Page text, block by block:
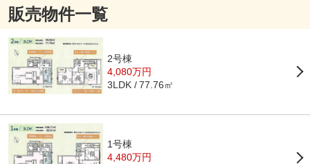
販売物件一覧
2号棟
4,080万円
3LDK 77.76㎡
1号棟
4,480万円